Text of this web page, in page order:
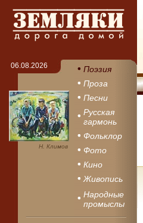
06.08.2026
Н. Климов
Поэзия
Проза
Песни
Русская
гармонь
Фольклор
Фото
Кино
Живопись
Народные
промыслы